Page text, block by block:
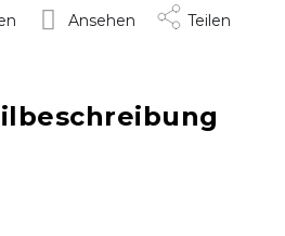
Ansehen Teilen